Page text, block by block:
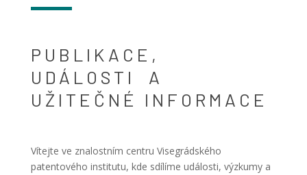
PUBLIKACE,
UDÁLOSTI A
UŽITEČNÉ INFORMACE
Vítejte ve znalostním centru Visegrádského
patentového institutu, kde sdílíme události, výzkumy a